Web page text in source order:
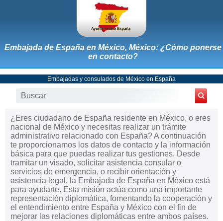
Embajada de España en México, México: ¿Cómo ponerse
en contacto?
Embajadas y consulados de México en España
¿Eres ciudadano de España residente en México, o eres
nacional de México y necesitas realizar un trámite
administrativo relacionado con España? A continuación
te proporcionamos los datos de contacto y la información
básica para que puedas realizar tus gestiones. Desde
tramitar un visado, solicitar asistencia consular o
servicios de emergencia, o recibir orientación y
asistencia legal, la Embajada de España en México está
para ayudarte. Esta misión actúa como una importante
representación diplomática, fomentando la cooperación y
el entendimiento entre España y México con el fin de
mejorar las relaciones diplomáticas entre ambos países.